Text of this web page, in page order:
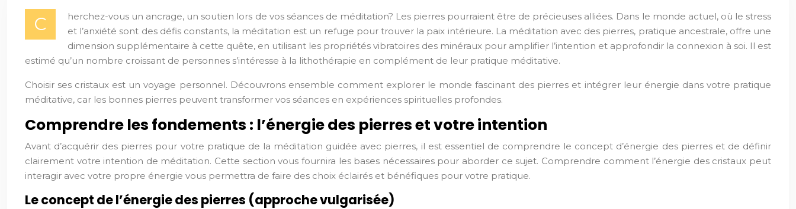
C
herchez-vous un ancrage, un soutien lors de vos séances de méditation? Les pierres pourraient être de précieuses alliées. Dans le monde actuel, où le stress
et l’anxiété sont des défis constants, la méditation est un refuge pour trouver la paix intérieure. La méditation avec des pierres, pratique ancestrale, offre une
dimension supplémentaire à cette quête, en utilisant les propriétés vibratoires des minéraux pour amplifier l’intention et approfondir la connexion à soi. Il est
estimé qu’un nombre croissant de personnes s’intéresse à la lithothérapie en complément de leur pratique méditative.
Choisir ses cristaux est un voyage personnel. Découvrons ensemble comment explorer le monde fascinant des pierres et intégrer leur énergie dans votre pratique
méditative, car les bonnes pierres peuvent transformer vos séances en expériences spirituelles profondes.
Comprendre les fondements : l’énergie des pierres et votre intention
Avant d’acquérir des pierres pour votre pratique de la méditation guidée avec pierres, il est essentiel de comprendre le concept d’énergie des pierres et de définir
clairement votre intention de méditation. Cette section vous fournira les bases nécessaires pour aborder ce sujet. Comprendre comment l’énergie des cristaux peut
interagir avec votre propre énergie vous permettra de faire des choix éclairés et bénéfiques pour votre pratique.
Le concept de l’énergie des pierres (approche vulgarisée)